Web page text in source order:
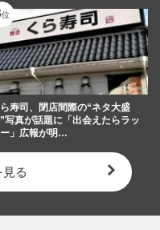
ら寿司、閉店間際の“ネタ大盛
写真が話題に「出会えたらラッ
」広報が明…
る